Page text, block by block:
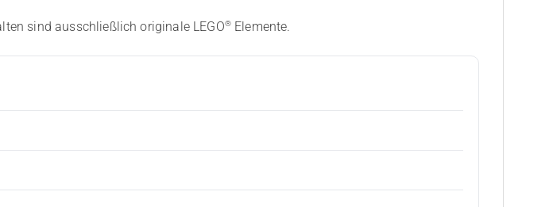
sind ausschließlich originale LEGO®Elemente.